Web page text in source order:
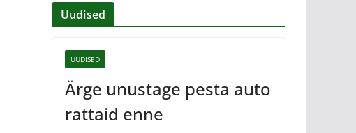
Uudised
UUDISED
Ärge unustage pesta auto
rattaid enne